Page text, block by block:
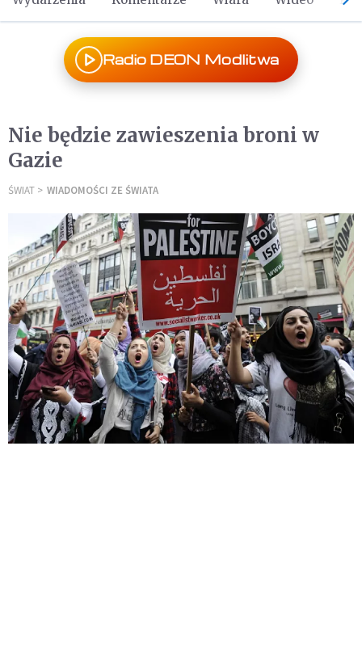
Radio DEON Modlitwa
Nie będzie zawieszenia broni w
Gazie
ŚWIAT WIADOMOŚCI ZE ŚWIATA